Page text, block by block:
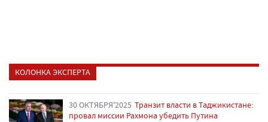
КОЛОНКА ЭКСПЕРТА
30 ОКТЯБРЯ'2025 Транзит власти в Таджикистане:
провал миссии Рахмона убедить Путина